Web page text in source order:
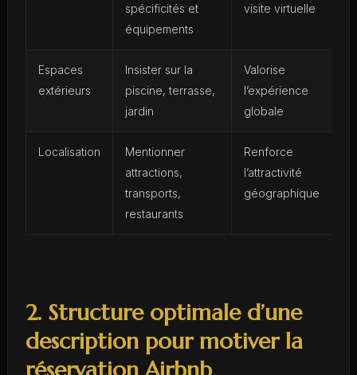
spécificités et
équipements
visite virtuelle
Espaces
extérieurs
Insister sur la
piscine, terrasse,
jardin
Valorise
l’expérience
globale
Localisation
Mentionner
attractions,
transports,
restaurants
Renforce
l’attractivité
géographique
2. Structure optimale d’une
description pour motiver la